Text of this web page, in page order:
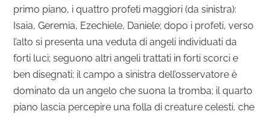
primo piano, i quattro profeti maggiori (da sinistra):
Isaia, Geremia, Ezechiele, Daniele; dopo i profeti, verso
l’alto si presenta una veduta di angeli individuati da
forti luci; seguono altri angeli trattati in forti scorci e
ben disegnati; il campo a sinistra dell’osservatore è
dominato da un angelo che suona la tromba; il quarto
piano lascia percepire una folla di creature celesti, che